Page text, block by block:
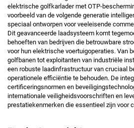
elektrische golfkarlader met OTP-
voorbeeld van de volgende generatie
speciaal ontworpen voor veeleisende
Dit geavanceerde laadsysteem komt
behoeften van bedrijven die betrouwbare
voor hun elektrische voertuigoperaties. Van
golfbanen tot exploitanten van industriële
een robuste laadinfrastructuur van cruciaal
operationele efficiëntie te behouden. De
certificeringsnormen en
internationale veiligheidsvoorschriften en
prestatiekenmerken die essentieel zijn voor